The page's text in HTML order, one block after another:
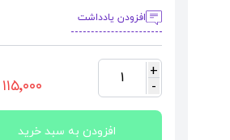
افزودن یادداشت
+
-
1 ١١٥٬٠٠٠
افزودن به سبد خرید